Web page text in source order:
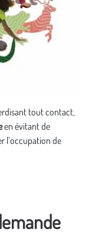
tout contact,
en évitant de
l’occupation de